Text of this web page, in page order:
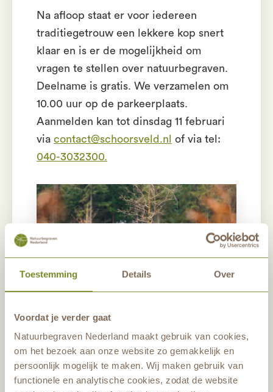
Toestemming Details Over
Voordat je verder gaat
Natuurbegraven Nederland maakt gebruik van cookies,
om het bezoek aan onze website zo gemakkelijk en
persoonlijk mogelijk te maken. Wij maken gebruik van
functionele en analytische cookies, zodat de website
Na afloop staat er voor iedereen
traditiegetrouw een lekkere kop snert
klaar en is er de mogelijkheid om
vragen te stellen over natuurbegraven.
Deelname is gratis. We verzamelen om
10.00 uur op de parkeerplaats.
Aanmelden kan tot dinsdag 11 februari
via contact@schoorsveld.nl
of via tel:
040-3032300.